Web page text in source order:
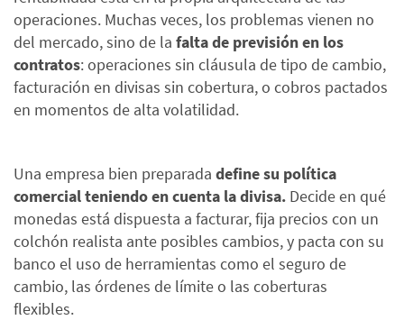
operaciones. Muchas veces, los problemas vienen no
del mercado, sino de la falta de previsión en los
contratos: operaciones sin cláusula de tipo de cambio,
facturación en divisas sin cobertura, o cobros pactados
en momentos de alta volatilidad.
Una empresa bien preparada define su política
comercial teniendo en cuenta la divisa. Decide en qué
monedas está dispuesta a facturar, fija precios con un
colchón realista ante posibles cambios, y pacta con su
banco el uso de herramientas como el seguro de
cambio, las órdenes de límite o las coberturas
flexibles.